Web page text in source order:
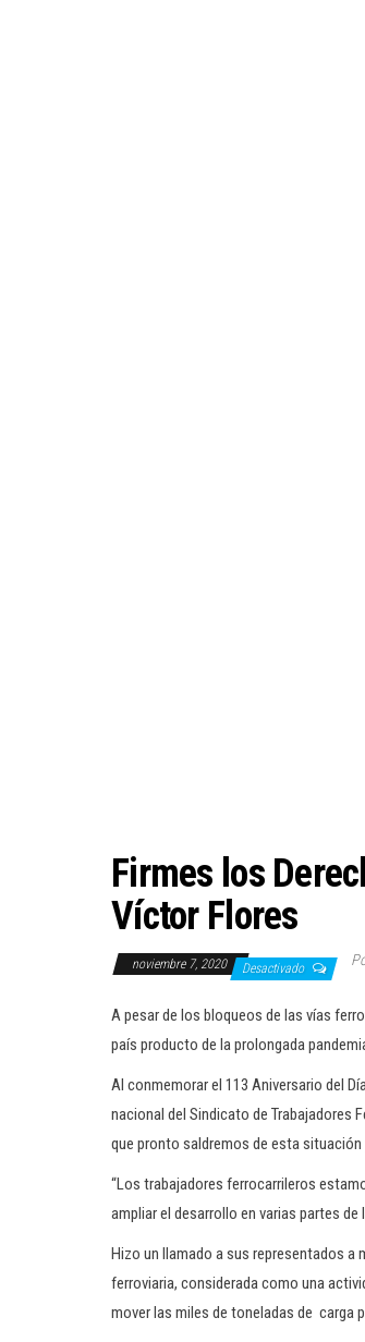
Firmes los
Víctor Flores
noviembre 7, 2020 Desactivado
A pesar de los bloqueos de las vías
país producto de la prolongada
Al conmemorar el 113 Aniversario del
nacional del Sindicato de Trabajadores
que pronto saldremos de esta
“Los trabajadores ferrocarrileros
ampliar el desarrollo en varias partes
Hizo un llamado a sus representados a
ferroviaria, considerada como una
mover las miles de toneladas de carga